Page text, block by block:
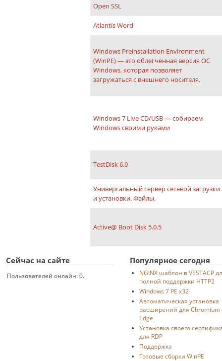
Open SSL
Atlantis Word
Windows Preinstallation Environment
(WinPE) — это облегчённая версия ОС
Windows, которая позволяет
загружаться с внешнего носителя.
Windows 7 Live CD/USB — собираем
Windows своими руками
TestDisk 6.9
Универсальный сервер сетевой загрузки
и установки. Файлы.
Active@ Boot Disk 5.0.5
Сейчас на сайте
Пользователей онлайн: 0.
Популярное сегодня
NGINX шаблон в VESTACP
полной поддержки HTTP2
Windows 7 PE x32
Автоматическая установка
расширений для Chromium
Edge
Установка своего
для RDP
Поддержка
Готовые сборки WinPE